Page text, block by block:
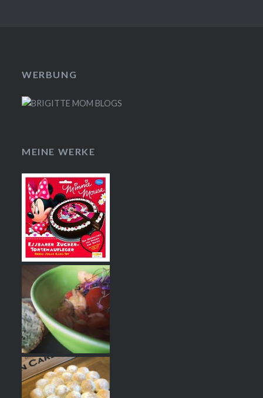
WERBUNG
MEINE WERKE